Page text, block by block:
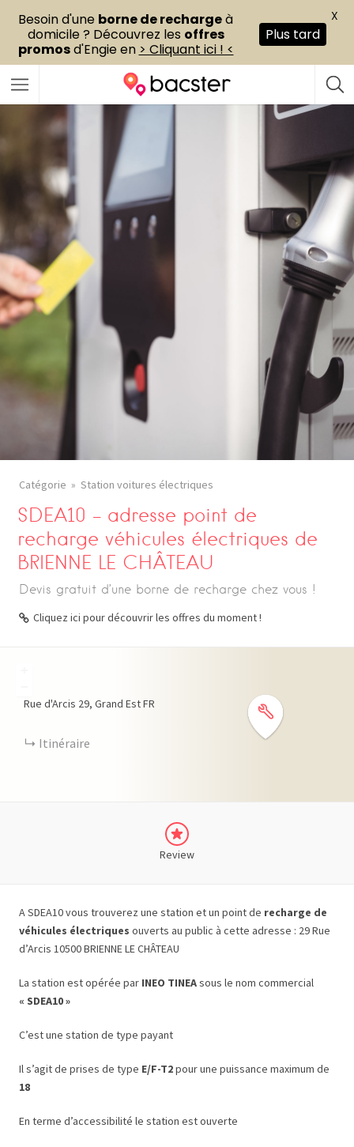
Catégorie Station voitures électriques
SDEA10 – adresse point de
recharge véhicules électriques de
BRIENNE LE CHÂTEAU
Devis gratuit d’une borne de recharge chez vous !
Cliquez ici pour découvrir les offres du moment !
Rue d'Arcis 29 Grand EstFR
Itinéraire
Review
A SDEA10 vous trouverez une station et un point de recharge de
véhicules électriques ouverts au public à cette adresse : 29 Rue
d’Arcis 10500 BRIENNE LE CHÂTEAU
La station est opérée par INEO TINEAsous le nom commercial
« SDEA10 »
C’est une station de type payant
Il s’agit de prises de type E/F-T2pour une puissance maximum de
18
En terme d’accessibilité le station est ouverte
Besoin d'une borne de rechargeà
domicile ? Découvrez les offres
promosd'Engie en > Cliquant ici ! <
Plus tard
X